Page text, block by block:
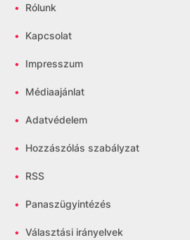
• Rólunk
• Kapcsolat
• Impresszum
• Médiaajánlat
• Adatvédelem
• Hozzászólás szabályzat
• RSS
• Panaszügyintézés
• Választási irányelvek